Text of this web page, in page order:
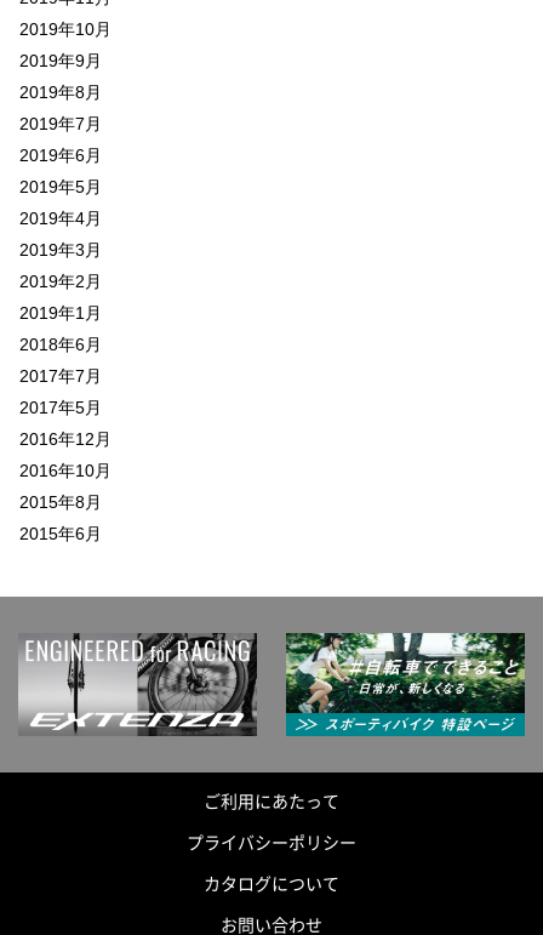
2019年10月
2019年9月
2019年8月
2019年7月
2019年6月
2019年5月
2019年4月
2019年3月
2019年2月
2019年1月
2018年6月
2017年7月
2017年5月
2016年12月
2016年10月
2015年8月
2015年6月
ご利用にあたって
プライバシーポリシー
カタログについて
お問い合わせ